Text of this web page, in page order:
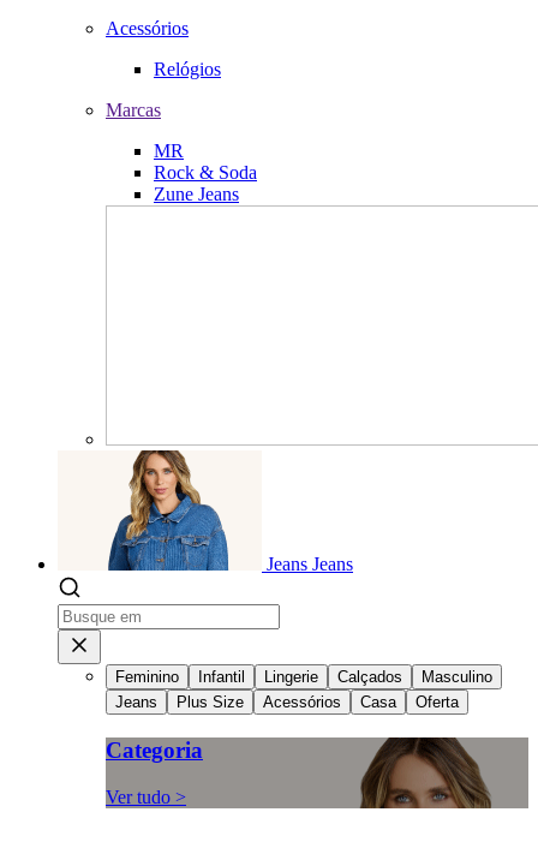
Acessórios
Relógios
Marcas
MR
Rock & Soda
Zune Jeans
Jeans Jeans
Feminino Infantil Lingerie Calçados
Masculino
Jeans
Plus Size Acessórios Casa Oferta
Categoria
Ver tudo >